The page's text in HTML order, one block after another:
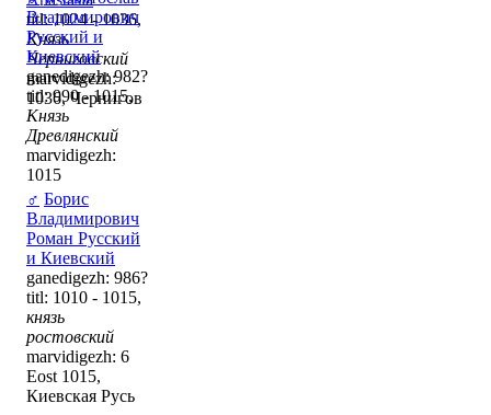
titl: 1024 - 1036,
Князь
Черниговский
marvidigezh:
1036, Чернигов
Владимирович
Русский и
Киевский
ganedigezh: 982?
titl: 990 - 1015,
Князь
Древлянский
marvidigezh:
1015
♂ Борис
Владимирович
Роман Русский
и Киевский
ganedigezh: 986?
titl: 1010 - 1015,
князь
ростовский
marvidigezh: 6
Eost 1015,
Киевская Русь